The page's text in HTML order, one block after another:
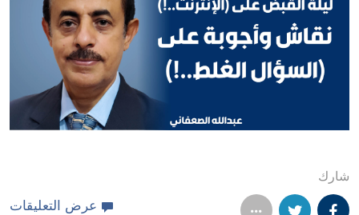
Search
شارك
عرض التعليقات